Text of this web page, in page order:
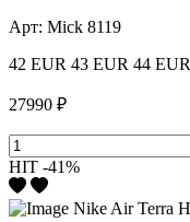
Арт: Mick 8119
42 EUR 43 EUR 44 EUR
27990 ₽
HIT -41%